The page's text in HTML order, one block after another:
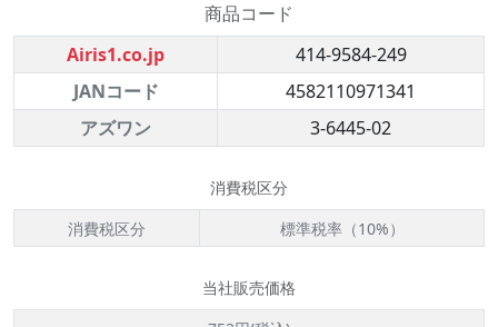
商品コード
Airis1.co.jp
414-9584-249
JANコード
4582110971341
アズワン
3-6445-02
消費税区分
消費税区分
標準税率（10%）
当社販売価格